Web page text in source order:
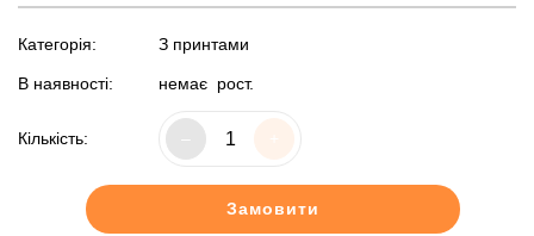
Категорія: З принтами
В наявності: немає рост.
Кількість:
Замовити